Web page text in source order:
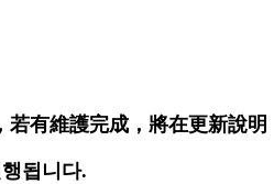
若有維護完成，將在更新說明
됩니다.